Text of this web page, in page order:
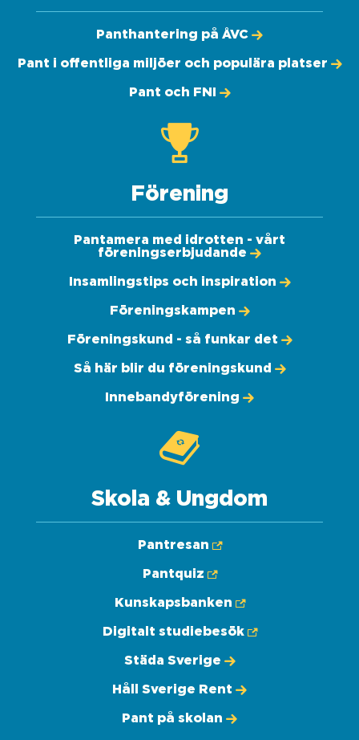
Panthantering på ÅVC
Pant i offentliga miljöer och populära platser
Pant och FNI
Förening
Pantamera med idrotten - vårt
föreningserbjudande
Insamlingstips och inspiration
Föreningskampen
Föreningskund - så funkar det
Så här blir du föreningskund
Innebandyförening
Skola & Ungdom
Pantresan
Pantquiz
Kunskapsbanken
Digitalt studiebesök
Städa Sverige
Håll Sverige Rent
Pant på skolan